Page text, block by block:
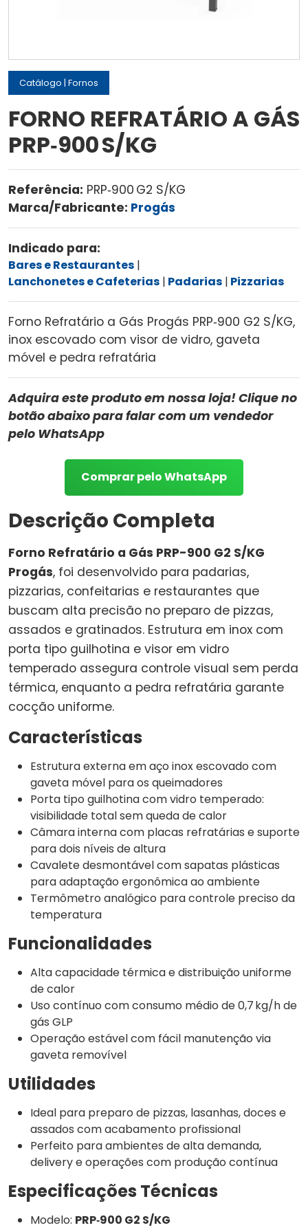
Catálogo | Fornos
FORNO REFRATÁRIO A GÁS
PRP‑900 S/KG
Referência: PRP‑900 G2 S/KG
Marca/Fabricante: Progás
Indicado para:
Bares e Restaurantes
Lanchonetes e Cafeterias Padarias Pizzarias
Forno Refratário a Gás Progás PRP‑900 G2 S/KG,
inox escovado com visor de vidro, gaveta
móvel e pedra refratária
Adquira este produto em nossa loja! Clique no
botão abaixo para falar com um vendedor
pelo WhatsApp
Comprar pelo WhatsApp
Descrição Completa
Forno Refratário a Gás PRP-900 G2 S/KG
Progás, foi desenvolvido para padarias,
pizzarias, confeitarias e restaurantes que
buscam alta precisão no preparo de pizzas,
assados e gratinados. Estrutura em inox com
porta tipo guilhotina e visor em vidro
temperado assegura controle visual sem perda
térmica, enquanto a pedra refratária garante
cocção uniforme.
Características
Estrutura externa em aço inox escovado com
gaveta móvel para os queimadores
Porta tipo guilhotina com vidro temperado:
visibilidade total sem queda de calor
Câmara interna com placas refratárias e suporte
para dois níveis de altura
Cavalete desmontável com sapatas plásticas
para adaptação ergonômica ao ambiente
Termômetro analógico para controle preciso da
temperatura
Funcionalidades
Alta capacidade térmica e distribuição uniforme
de calor
Uso contínuo com consumo médio de 0,7 kg/h de
gás GLP
Operação estável com fácil manutenção via
gaveta removível
Utilidades
Ideal para preparo de pizzas, lasanhas, doces e
assados com acabamento profissional
Perfeito para ambientes de alta demanda,
delivery e operações com produção contínua
Especificações Técnicas
Modelo: PRP‑900 G2 S/KG